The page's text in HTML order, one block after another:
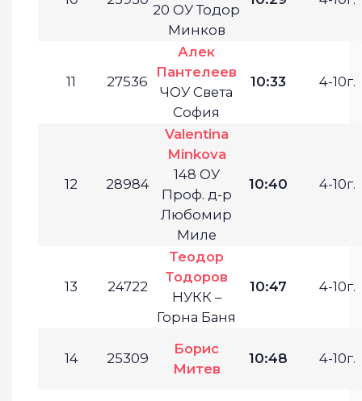
20 ОУ Тодор
Минков
11 27536
Алек
Пантелеев
ЧОУ Света
София
10:33 4-10г.
12 28984
Valentina
Minkova
148 ОУ
Проф. д-р
Любомир
Миле
10:40 4-10г.
13 24722
Теодор
Тодоров
НУКК –
Горна Баня
10:47 4-10г.
14 25309
Борис
Митев
10:48 4-10г.